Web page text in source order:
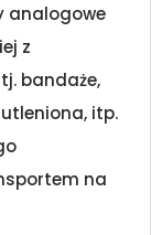
analogowe
z
bandaże,
itp.
na